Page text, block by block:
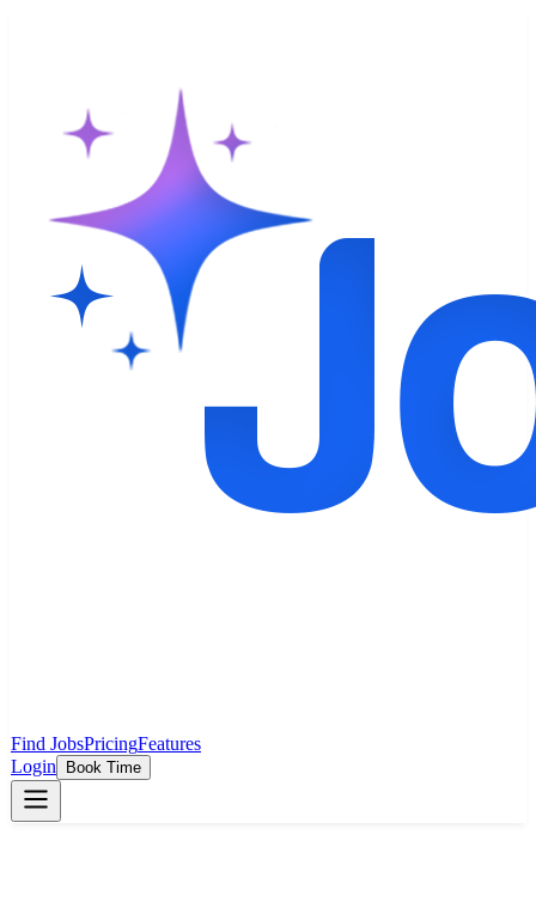
Find JobsPricingFeatures
Login
Book Time